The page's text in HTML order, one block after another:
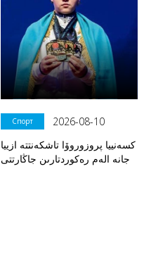
Спорт
2026-08-10
كسەنييا پروزوروۆا تاشكەنتتە ازييا
جانە الەم رەكوردتارىن جاڭارتتى